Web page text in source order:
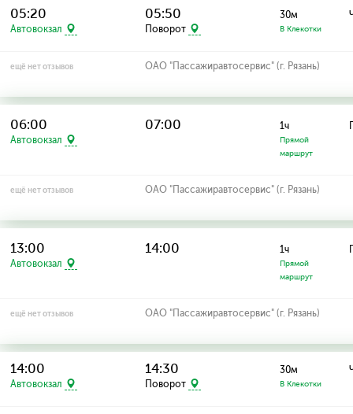
05:20
Автовокзал
05:50
Поворот
30м
В Клекотки
ещё нет отзывов ОАО "Пассажиравтосервис" (г. Рязань)
06:00
Автовокзал
07:00 1ч
Прямой
маршрут
ещё нет отзывов ОАО "Пассажиравтосервис" (г. Рязань)
13:00
Автовокзал
14:00 1ч
Прямой
маршрут
ещё нет отзывов ОАО "Пассажиравтосервис" (г. Рязань)
14:00
Автовокзал
14:30
Поворот
30м
В Клекотки